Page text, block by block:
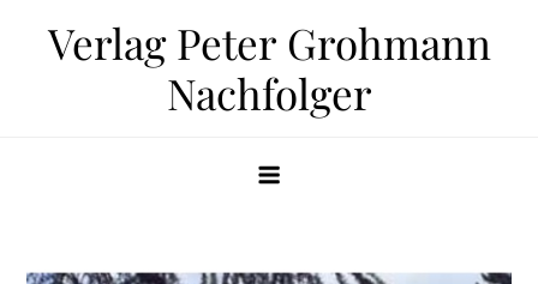
Verlag Peter Grohmann
Nachfolger